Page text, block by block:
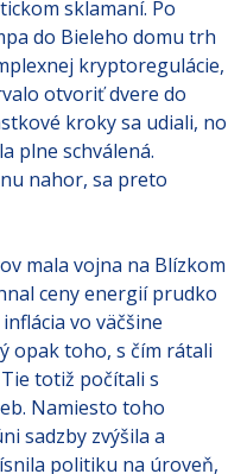
sklamaní. Po
do Bieleho domu trh
kryptoregulácie,
otvoriť dvere do
kroky sa udiali, no
plne schválená.
nahor, sa preto
mala vojna na Blízkom
ceny energií prudko
vo väčšine
opak toho, s čím rátali
totiž počítali s
Namiesto toho
sadzby zvýšila a
politiku na úroveň,